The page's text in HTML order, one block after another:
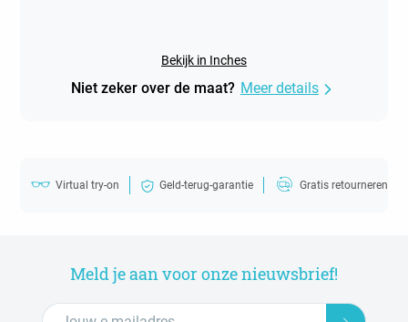
Bekijk in Inches
Niet zeker over de maat? Meer details
Virtual try-on Geld-terug-garantie Gratis retourneren
Meld je aan voor onze nieuwsbrief!